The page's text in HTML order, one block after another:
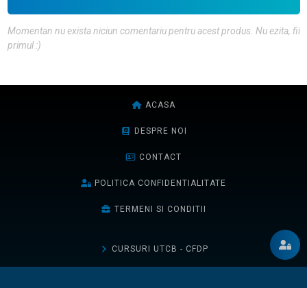
Momentan nu exista niciun comentariu pentru acest produs. Nu ezita, fii
primul :)
ACASA
DESPRE NOI
CONTACT
POLITICA CONFIDENTIALITATE
TERMENI SI CONDITII
CURSURI UTCB - CFDP